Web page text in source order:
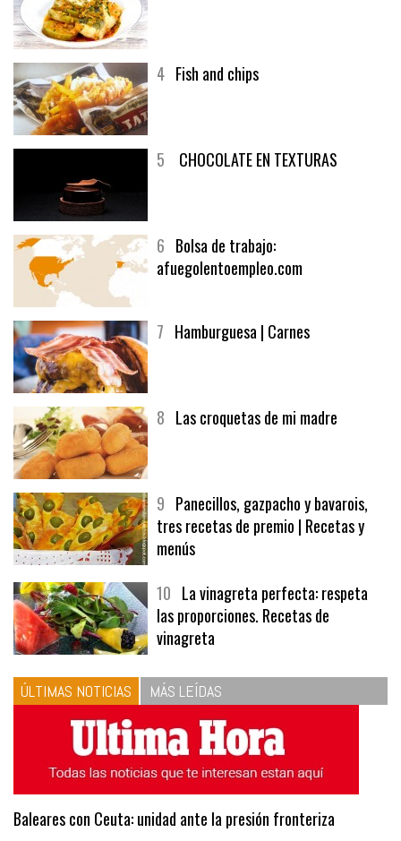
4 Fish and chips
5 CHOCOLATE EN TEXTURAS
6 Bolsa de trabajo:
afuegolentoempleo.com
7 Hamburguesa | Carnes
8 Las croquetas de mi madre
9 Panecillos, gazpacho y bavarois,
tres recetas de premio | Recetas y
menús
10 La vinagreta perfecta: respeta
las proporciones. Recetas de
vinagreta
ÚLTIMAS NOTICIAS MÁS LEÍDAS
Baleares con Ceuta: unidad ante la presión fronteriza